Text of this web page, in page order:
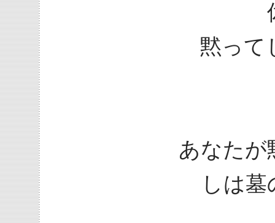
黙って
あなたが
しは